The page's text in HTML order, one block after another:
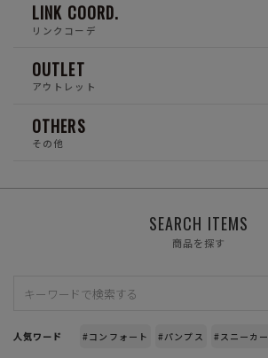
LINK COORD.
リンクコーデ
OUTLET
アウトレット
OTHERS
その他
SEARCH ITEMS
商品を探す
人気ワード #コンフォート #パンプス #スニーカー